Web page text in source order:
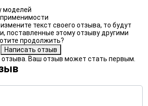
текст своего отзыва, то будут
поставленные этому отзыву другими
продолжить?
отзыва. Ваш отзыв может стать первым.